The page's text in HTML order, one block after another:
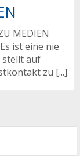
MEDIEN
ist eine nie
stellt auf
zu [...]